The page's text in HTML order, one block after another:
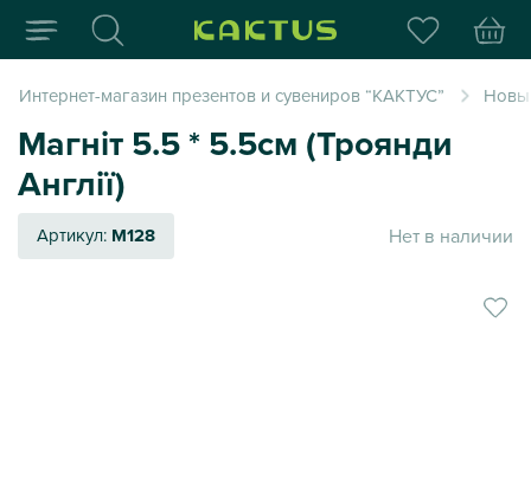
Интернет-магазин
Интернет-магазин презентов и сувениров “КАКТУС”
Магніт 5.5 * 5.5см (Троянди
Англії)
Артикул: M128 Нет в наличии